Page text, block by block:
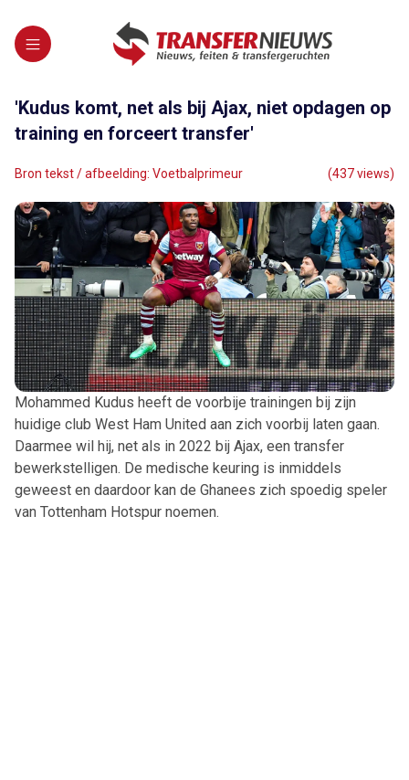
'Kudus komt, net als bij Ajax, niet opdagen op
training en forceert transfer'
Bron tekst / afbeelding: Voetbalprimeur (437 views)
Mohammed Kudus heeft de voorbije trainingen bij zijn
huidige club West Ham United aan zich voorbij laten gaan.
Daarmee wil hij, net als in 2022 bij Ajax, een transfer
bewerkstelligen. De medische keuring is inmiddels
geweest en daardoor kan de Ghanees zich spoedig speler
van Tottenham Hotspur noemen.